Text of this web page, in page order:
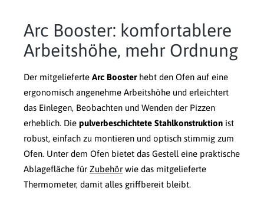
Arc Booster: komfortablere
Arbeitshöhe, mehr Ordnung
Der mitgelieferte Arc Boosterhebt den Ofen auf eine
ergonomisch angenehme Arbeitshöhe und erleichtert
das Einlegen, Beobachten und Wenden der Pizzen
erheblich. Die pulverbeschichtete Stahlkonstruktion ist
robust, einfach zu montieren und optisch stimmig zum
Ofen. Unter dem Ofen bietet das Gestell eine praktische
Ablagefläche für Zubehör wie das mitgelieferte
Thermometer, damit alles griffbereit bleibt.